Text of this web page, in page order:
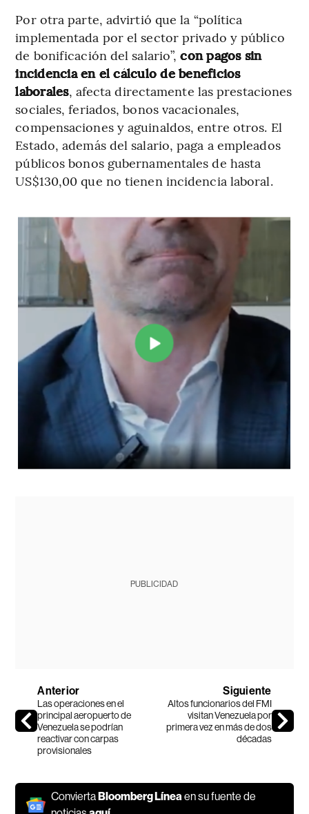
Por otra parte, advirtió que la “política
implementada por el sector privado y público
de bonificación del salario”,con pagos sin
incidencia en el cálculo de beneficios
laborales, afecta directamente las prestaciones
sociales, feriados, bonos vacacionales,
compensaciones y aguinaldos, entre otros. El
Estado, además del salario, paga a empleados
públicos bonos gubernamentales de hasta
US$130,00 que no tienen incidencia laboral.
PUBLICIDAD
Anterior
Las operaciones en el
principal aeropuerto de
Venezuela se podrían
reactivar con carpas
provisionales
Siguiente
Altos funcionarios del FMI
visitan Venezuela por
primera vez en más de dos
décadas
ConviertaBloomberg Líneaen su fuente de